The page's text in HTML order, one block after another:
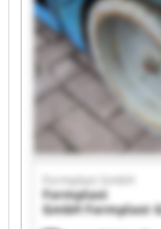
Formplast GmbH
Formplast
GmbH Formplast